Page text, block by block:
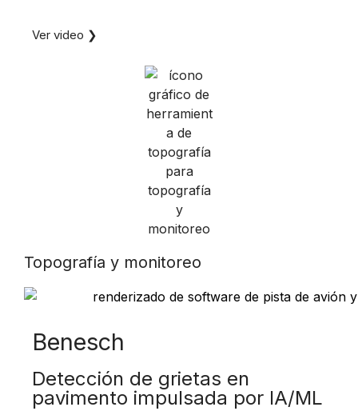
Ver video ❯
Topografía y monitoreo
Benesch
Detección de grietas en
pavimento impulsada por IA/ML